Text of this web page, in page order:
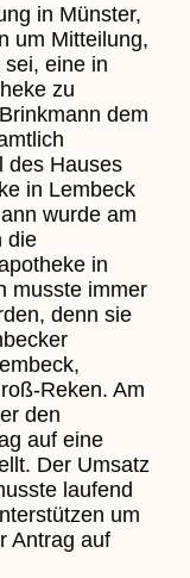
in Münster,
um Mitteilung,
eine in
zu
dem
des Hauses
in Lembeck
wurde am
die
in
musste immer
denn sie
Reken. Am
den
auf eine
Der Umsatz
laufend
um
Antrag auf